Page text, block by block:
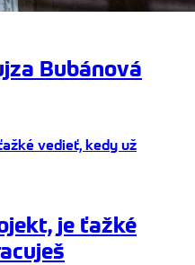
Bubánová
je ťažké